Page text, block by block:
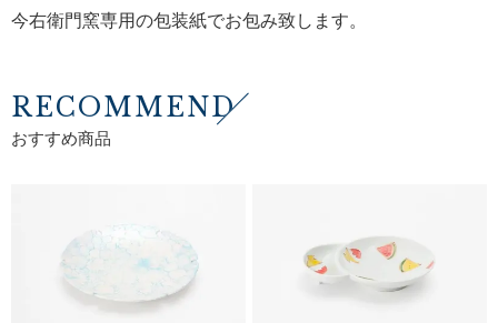
今右衛門窯専用の包装紙でお包み致します。
RECOMMEND
おすすめ商品